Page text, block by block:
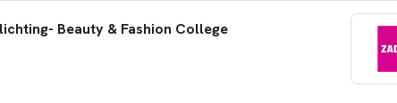
Beauty & Fashion College